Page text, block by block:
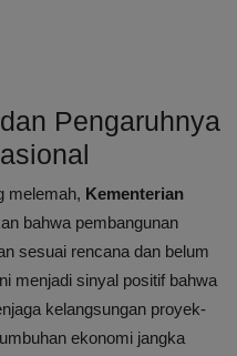
Pengaruhnya
melemah, Kementerian
bahwa pembangunan
sesuai rencana dan belum
menjadi sinyal positif bahwa
kelangsungan proyek-
ekonomi jangka